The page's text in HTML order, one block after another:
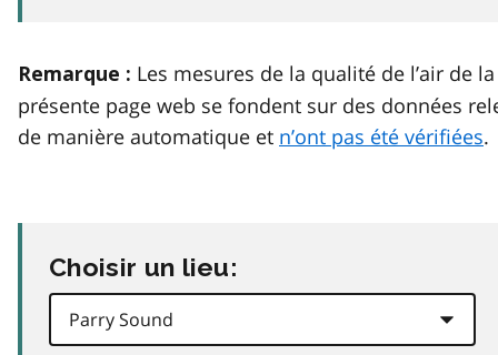
Remarque : Les mesures de la qualité de l’air de la
présente page web se fondent sur des données
de manière automatique et n’ont pas été vérifiées.
Choisir un lieu: